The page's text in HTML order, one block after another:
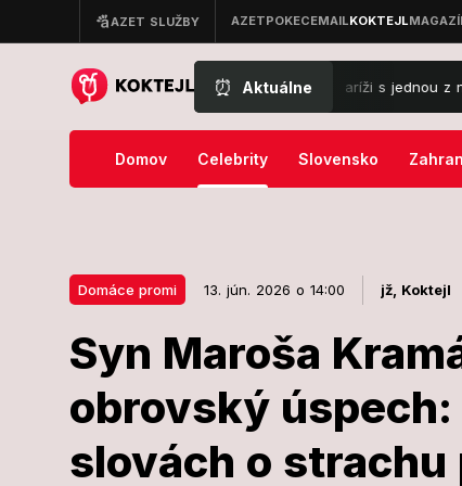
⏰ Aktuálne
Sagan pristihnutý v Paríži s jednou z najsexi
Domov Celebrity Slovensko
Domáce promi 13. jún. 2026 o 14:00 jž, Koktejl
Syn Maroša
obrovský úspech:
slovách o
Syn Maroša